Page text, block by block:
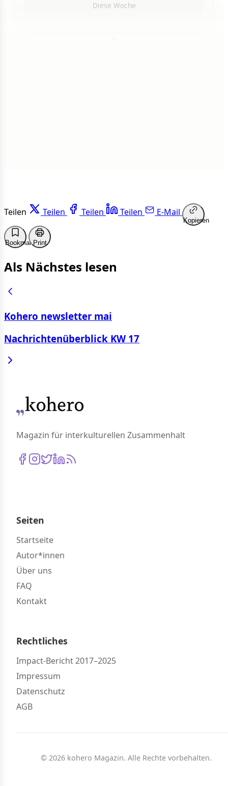
Diese Woche
Teilen Teilen Teilen Teilen E-Mail
Kopieren
BookmarkPrint
Als Nächstes lesen
Kohero newsletter mai
Nachrichtenüberblick KW 17
Magazin für interkulturellen Zusammenhalt
Seiten
Startseite
Autor*innen
Über uns
FAQ
Kontakt
Rechtliches
Impact-Bericht 2017–2025
Impressum
Datenschutz
AGB
© 2026 kohero Magazin. Alle Rechte vorbehalten.